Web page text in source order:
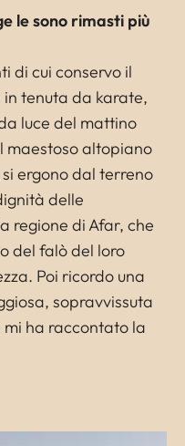
le sono rimasti più
di cui conservo il
tenuta da karate,
luce del mattino
maestoso altopiano
ergono dal terreno
delle
regione di Afar, che
del falò del loro
Poi ricordo una
sopravvissuta
mi ha raccontato la